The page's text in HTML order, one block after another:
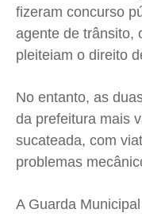
fizeram concurso
agente de trânsito,
pleiteiam o direito
No entanto, as
da prefeitura mais
sucateada, com
problemas
A Guarda